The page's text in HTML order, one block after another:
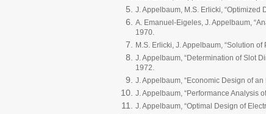
J. Appelbaum, M.S. Erlicki, “Optimized
A. Emanuel-Eigeles, J. Appelbaum,
1970.
M.S. Erlicki, J. Appelbaum, “Solution
J. Appelbaum, “Determination of Slot
1972.
J. Appelbaum, “Economic Design of
J. Appelbaum, “Performance Analysis
J. Appelbaum, “Optimal Design of